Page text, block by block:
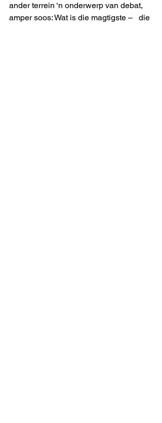
ander terrein ‘n onderwerp van debat,
amper soos: Wat is die magtigste –   die